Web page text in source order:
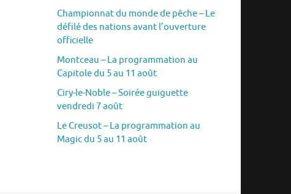
Championnat du monde de pêche – Le
défilé des nations avant l’ouverture
officielle
Montceau – La programmation au
Capitole du 5 au 11 août
Ciry-le-Noble – Soirée guiguette
vendredi 7 août
Le Creusot – La programmation au
Magic du 5 au 11 août